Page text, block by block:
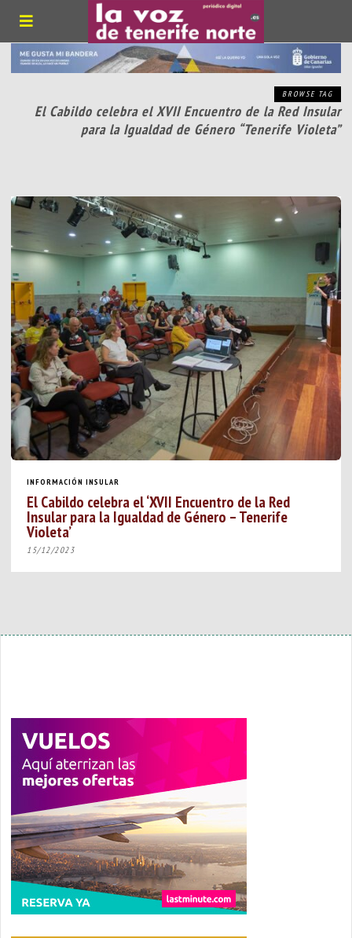
BROWSE TAG
El Cabildo celebra el XVII Encuentro de la Red Insular
para la Igualdad de Género “Tenerife Violeta”
INFORMACIÓN INSULAR
El Cabildo celebra el ‘XVII Encuentro de la Red
Insular para la Igualdad de Género – Tenerife
Violeta’
15/12/2023